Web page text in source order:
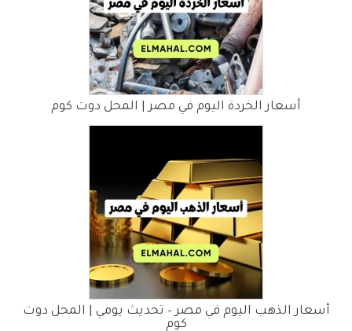
أسعار الخردة اليوم في مصر | المحل دوت كوم
أسعار الذهب اليوم في مصر – تحديث يومي | المحل دوت
كوم